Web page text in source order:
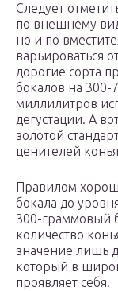
Следует
по внешнему
но и по
варьироваться
дорогие сорта
бокалов на 300-
миллилитров
дегустации. А
золотой
ценителей
Правилом
бокала до
300-граммовый
количество
значение лишь
который в
проявляет себя.